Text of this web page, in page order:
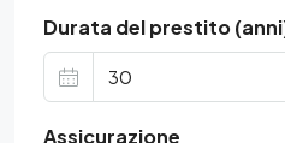
Durata del prestito
Assicurazione